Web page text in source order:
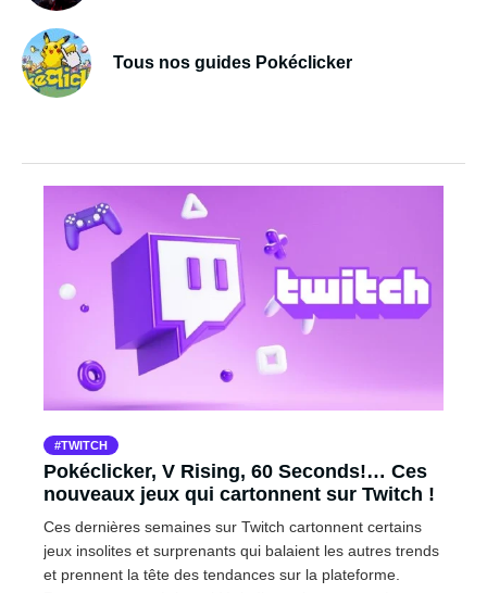
Tous nos guides Pokéclicker
TWITCH
Pokéclicker, V Rising, 60 Seconds!… Ces
nouveaux jeux qui cartonnent sur Twitch !
Ces dernières semaines sur Twitch cartonnent certains
jeux insolites et surprenants qui balaient les autres trends
et prennent la tête des tendances sur la plateforme.